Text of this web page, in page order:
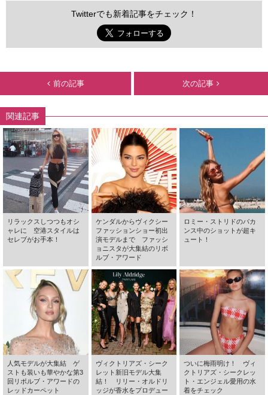
Twitterでも新着記事をチェック！
前の記事 次の記事
関連記事
リラックスしつつもオシ
ャレに 空港スタイルは
セレブがお手本！
ケンダルからヴィクシー
ファッションショー初出
演モデルまで ファッシ
ョニスタが大集結のリボ
ルブ・アワード
ロミー・ストリドのバカ
ンス中のショットが超キ
ュート！
人気モデルが大集結 ゲ
ストも装いも華やかな第3
回リボルブ・アワードの
レッドカーペット
ヴィクトリアズ・シーク
レット新旧モデル大集
結！ リリー・オルドリ
ッジが香水をプロデュー
ついに梅雨明け！ ヴィ
クトリアズ・シークレッ
ト・エンジェル愛用の水
着をチェック